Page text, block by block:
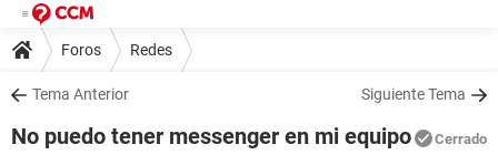
Foros Redes
Tema Anterior Siguiente Tema
No puedo tener messenger en mi equipo Cerrado